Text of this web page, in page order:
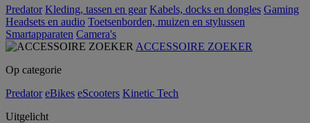
Predator Kleding, tassen en gear Kabels, docks en dongles Gaming
Headsets en audio Toetsenborden, muizen en stylussen
Smartapparaten Camera's
ACCESSOIRE ZOEKER
Op categorie
Predator eBikes eScooters Kinetic Tech
Uitgelicht